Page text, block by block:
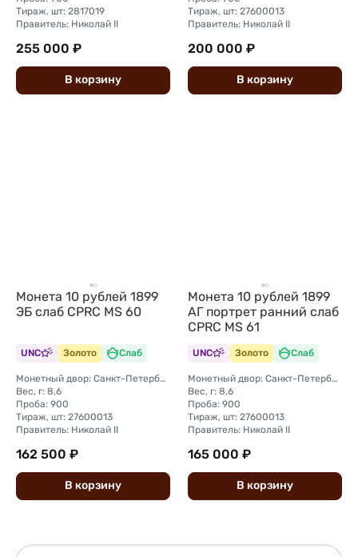
Тираж, шт: 2817019
Правитель: Николай II
255 000 ₽
В корзину
Тираж, шт: 27600013
Правитель: Николай II
200 000 ₽
В корзину
Монета 10 рублей 1899
ЭБ слаб CPRC MS 60
UNC Золото Слаб
Монетный двор: Санкт-Петербургский монетный двор
Вес, г: 8,6
Проба: 900
Тираж, шт: 27600013
Правитель: Николай II
162 500 ₽
В корзину
Монета 10 рублей 1899
АГ портрет ранний слаб
CPRC MS 61
UNC Золото Слаб
Монетный двор: Санкт-Петербургский монетный двор
Вес, г: 8,6
Проба: 900
Тираж, шт: 27600013
Правитель: Николай II
165 000 ₽
В корзину